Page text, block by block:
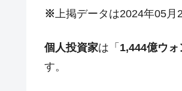
Fact1 発表から2日で大崩壊、
Fact1 甲子園通算本塁打、最
Fact1
※上掲データは2024年05月
個人投資家は「 1,444億ウォ
す。